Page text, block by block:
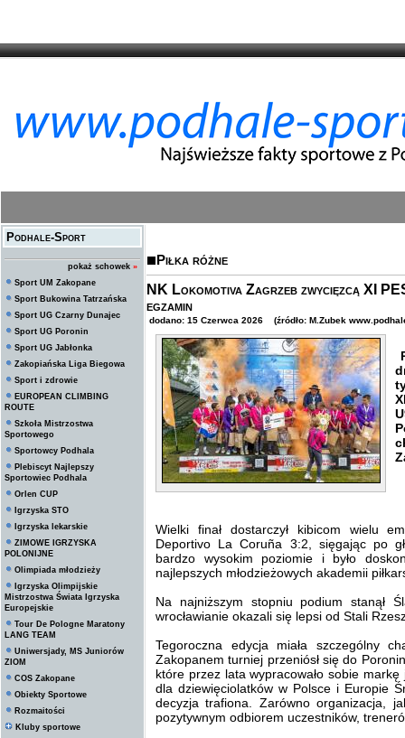
Podhale-Sport
pokaż schowek »
Sport UM Zakopane
Sport Bukowina Tatrzańska
Sport UG Czarny Dunajec
Sport UG Poronin
Sport UG Jabłonka
Zakopiańska Liga Biegowa
Sport i zdrowie
EUROPEAN CLIMBING
ROUTE
Szkoła Mistrzostwa
Sportowego
Sportowcy Podhala
Plebiscyt Najlepszy
Sportowiec Podhala
Orlen CUP
Igrzyska STO
Igrzyska lekarskie
ZIMOWE IGRZYSKA
POLONIJNE
Olimpiada młodzieży
Igrzyska Olimpijskie
Mistrzostwa Świata Igrzyska
Europejskie
Tour De Pologne Maratony
LANG TEAM
Uniwersjady, MS Juniorów
ZIOM
COS Zakopane
Obiekty Sportowe
Rozmaitości
Kluby sportowe
Piłka różne
NK Lokomotiva Zagrzeb zwycięzcą XI
egzamin
dodano: 15 Czerwca 2026 (źródło: M.Zubek
Wielki finał dostarczył kibicom wielu
Deportivo La Coruña 3:2, sięgając po
bardzo wysokim poziomie i było
najlepszych młodzieżowych akademii
Na najniższym stopniu podium stanął
wrocławianie okazali się lepsi od Stali
Tegoroczna edycja miała szczególny
Zakopanem turniej przeniósł się do
które przez lata wypracowało sobie
dla dziewięciolatków w Polsce i Europie
decyzja trafiona. Zarówno organizacja,
pozytywnym odbiorem uczestników,